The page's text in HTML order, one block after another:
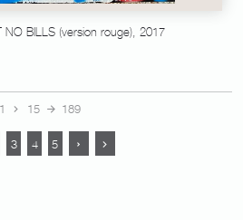
NO BILLS (version rouge), 2017
1 15 189
3 4 5